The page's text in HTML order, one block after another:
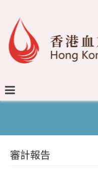
審計報告